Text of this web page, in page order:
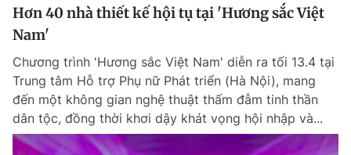
Hơn 40 nhà thiết kế hội tụ tại 'Hương sắc Việt
Nam'
Chương trình 'Hương sắc Việt Nam' diễn ra tối 13.4 tại
Trung tâm Hỗ trợ Phụ nữ Phát triển (Hà Nội), mang
đến một không gian nghệ thuật thấm đẫm tinh thần
dân tộc, đồng thời khơi dậy khát vọng hội nhập và...